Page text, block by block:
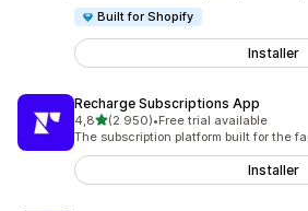
Built for Shopify
Installer
Recharge Subscriptions App
4,8av 5 stjerner
(2 950)
Totalt 2950 omtaler
•Free trial available
The subscription platform built for the
Installer